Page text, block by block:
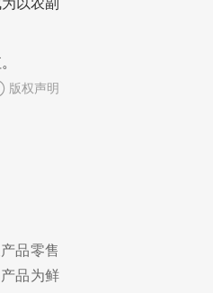
以农副
版权声明
品零售
品为鲜